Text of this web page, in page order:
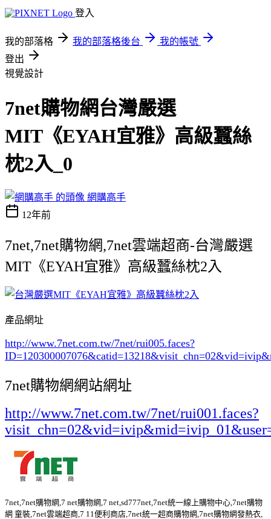
登入
我的部落格 我的部落格後台
我的帳號
登出
視覺設計
7net購物網台灣嚴選
MIT《EYAH宜雅》高級蠶絲
枕2入_0
網購高手
12年前
7net,7net購物網,7net雲端超商-台灣嚴選
MIT《EYAH宜雅》高級蠶絲枕2入
產品網址
http://www.7net.com.tw/7net/rui005.faces?
ID=120300007076&catid=13218
7net購物網網站網址
http://www.7net.com.tw/7net/rui001.faces?
7net,7net購物網,7 net購物網,7 net,sd777net,7net統一線上購物中心,7net購物
網 童裝,7net雲端超商,7 11便利商店,7net統一超商購物網,7net購物網發熱衣,